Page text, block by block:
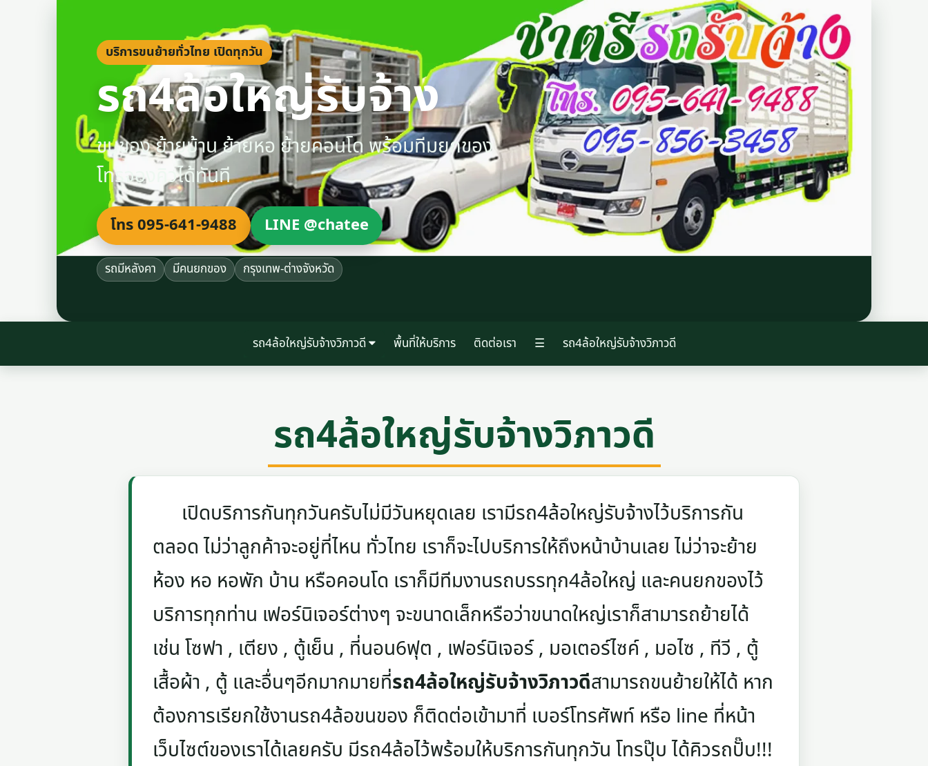
บริการขนย้ายทั่วไทย เปิดทุกวัน
รถ4ล้อใหญ่รับจ้าง
ขนของ ย้ายบ้าน ย้ายหอ ย้ายคอนโด พร้อมทีมยกของ
โทรจองคิวได้ทันที
โทร 095-641-9488 LINE @chatee
รถมีหลังคา มีคนยกของ กรุงเทพ-ต่างจังหวัด
รถ4ล้อใหญ่รับจ้างวิภาวดี พื้นที่ให้บริการ ติดต่อเรา ☰ รถ4ล้อใหญ่รับจ้างวิภาวดี
รถ4ล้อใหญ่รับจ้างวิภาวดี
เปิดบริการกันทุกวันครับไม่มีวันหยุดเลย เรามีรถ4ล้อใหญ่รับจ้างไว้บริการกัน
ตลอด ไม่ว่าลูกค้าจะอยู่ที่ไหน ทั่วไทย เราก็จะไปบริการให้ถึงหน้าบ้านเลย ไม่ว่าจะย้าย
ห้อง หอ หอพัก บ้าน หรือคอนโด เราก็มีทีมงานรถบรรทุก4ล้อใหญ่ และคนยกของไว้
บริการทุกท่าน เฟอร์นิเจอร์ต่างๆ จะขนาดเล็กหรือว่าขนาดใหญ่เราก็สามารถย้ายได้
เช่น โซฟา , เตียง , ตู้เย็น , ที่นอน6ฟุต , เฟอร์นิเจอร์ , มอเตอร์ไซค์ , มอไซ , ทีวี , ตู้
เสื้อผ้า , ตู้ และอื่นๆอีกมากมายที่รถ4ล้อใหญ่รับจ้างวิภาวดีสามารถขนย้ายให้ได้ หาก
ต้องการเรียกใช้งานรถ4ล้อขนของ ก็ติดต่อเข้ามาที่ เบอร์โทรศัพท์ หรือ line ที่หน้า
เว็บไซต์ของเราได้เลยครับ มีรถ4ล้อไว้พร้อมให้บริการกันทุกวัน โทรปุ๊บ ได้คิวรถปั๊บ!!!